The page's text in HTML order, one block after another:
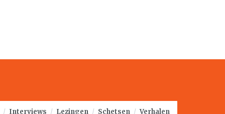
/ Interviews / Lezingen / Schetsen / Verhalen